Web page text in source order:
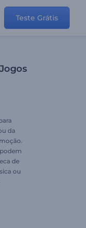
Teste Grátis
da
de
ou